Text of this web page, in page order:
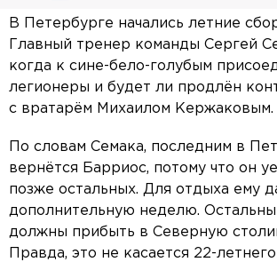
В Петербурге начались летние
Главный тренер команды Сергей
когда к сине-бело-голубым
легионеры и будет ли продлён
с вратарём Михаилом Кержаковым.
По словам Семака, последним в
вернётся Барриос, потому что он
позже остальных. Для отдыха ему
дополнительную неделю.
должны прибыть в Северную
Правда, это не касается 22-